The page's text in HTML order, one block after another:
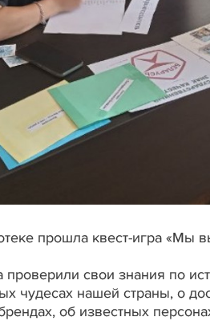
прошла квест-игра «Мы
свои знания по
чудесах нашей страны, о
об известных